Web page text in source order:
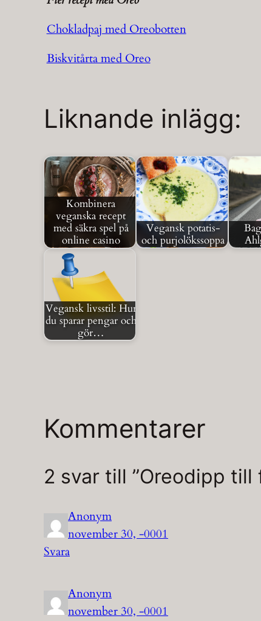
Chokladpaj med Oreobotten
Biskvitårta med Oreo
Liknande inlägg:
Kombinera
veganska recept
med säkra spel på
online casino
Vegansk potatis-
och purjolökssoppa
Vegansk livsstil: Hur
du sparar pengar och
gör…
Kommentarer
2 svar till ”Oreodipp till
Anonym
november 30, -0001
Svara
Anonym
november 30, -0001